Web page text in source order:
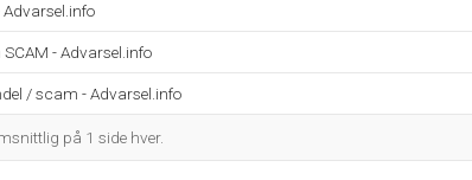
Advarsel.info
- Advarsel.info
/ scam - Advarsel.info
på 1 side hver.